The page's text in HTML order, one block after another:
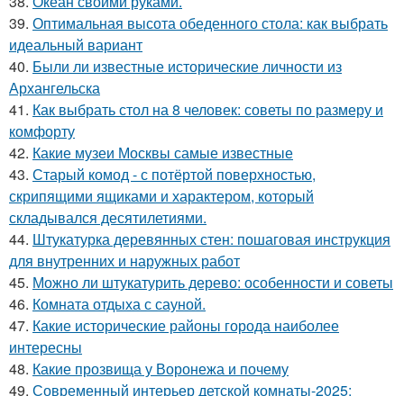
39. Оптимальная высота обеденного стола: как выбрать
идеальный вариант
40. Были ли известные исторические личности из
Архангельска
41. Как выбрать стол на 8 человек: советы по размеру и
комфорту
42. Какие музеи Москвы самые известные
43. Старый комод - с потёртой поверхностью,
скрипящими ящиками и характером, который
складывался десятилетиями.
44. Штукатурка деревянных стен: пошаговая инструкция
для внутренних и наружных работ
45. Можно ли штукатурить дерево: особенности и советы
46. Комната отдыха с сауной.
47. Какие исторические районы города наиболее
интересны
48. Какие прозвища у Воронежа и почему
49. Современный интерьер детской комнаты-2025: